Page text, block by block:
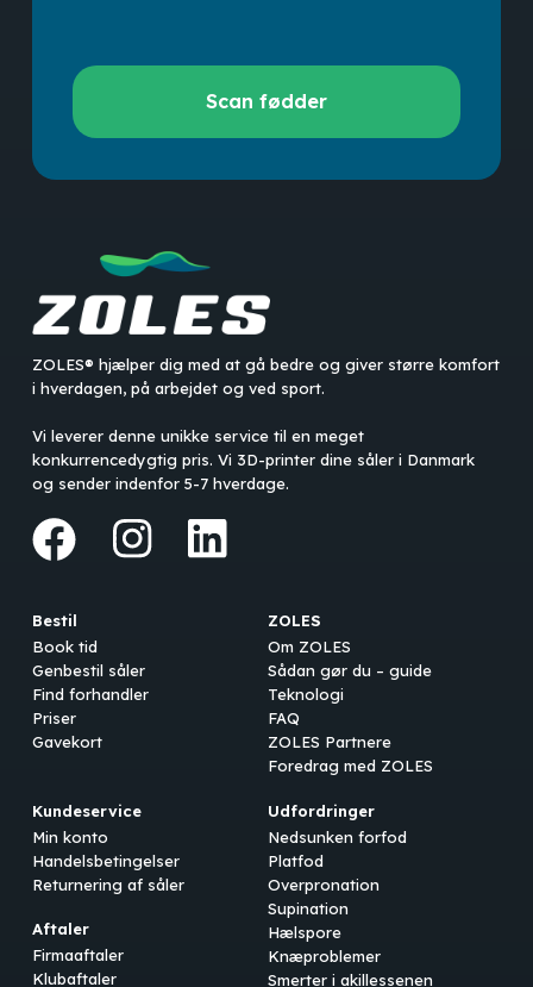
fødder
Scan fødder
ZOLES® hjælper dig med at gå bedre og giver større komfort
i hverdagen, på arbejdet og ved sport.
Vi leverer denne unikke service til en meget
konkurrencedygtig pris. Vi 3D-printer dine såler i Danmark
og sender indenfor 5-7 hverdage.
Bestil
Book tid
Genbestil såler
Find forhandler
Priser
Gavekort
Aftaler
Firmaaftaler
Klubaftaler
ZOLES
Om ZOLES
Sådan gør du – guide
Teknologi
FAQ
ZOLES Partnere
Foredrag med ZOLES
Kundeservice
Min konto
Handelsbetingelser
Returnering af såler
Udfordringer
Nedsunken forfod
Platfod
Overpronation
Supination
Hælspore
Knæproblemer
Smerter i akillessenen